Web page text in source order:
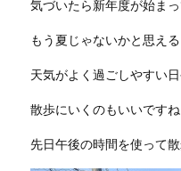
気づいたら新年度が始ま
もう夏じゃないかと思え
天気がよく過ごしやすい
散歩にいくのもいいですね
先日午後の時間を使って